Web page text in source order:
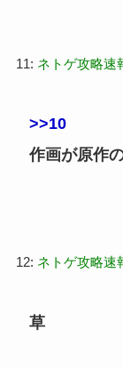
11: ネトゲ攻略速
>>10
作画が原作
12: ネトゲ攻略速
草